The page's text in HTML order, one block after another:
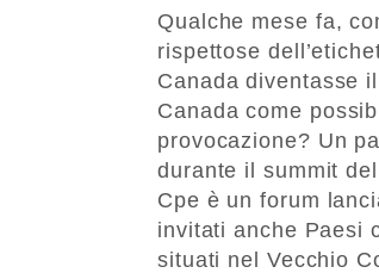
Qualche mese fa,
rispettose
Canada diventasse
Canada come
provocazione? Un
durante il summit
Cpe è un forum
invitati anche Paesi
situati nel Vecchio